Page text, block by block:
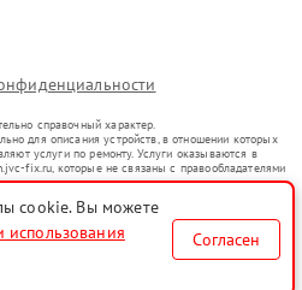
справочный характер.
для описания устройств, в отношении которых
услуги по ремонту. Услуги оказываются в
fix.ru, которые не связаны с правообладателями
введенных в гражданский оборот в соответствии
цели индивидуализации услуг или введения
информирования о предоставляемых услугах по
публичной офертой, определяемой
РФ
cookie. Вы можете
использования
Согласен